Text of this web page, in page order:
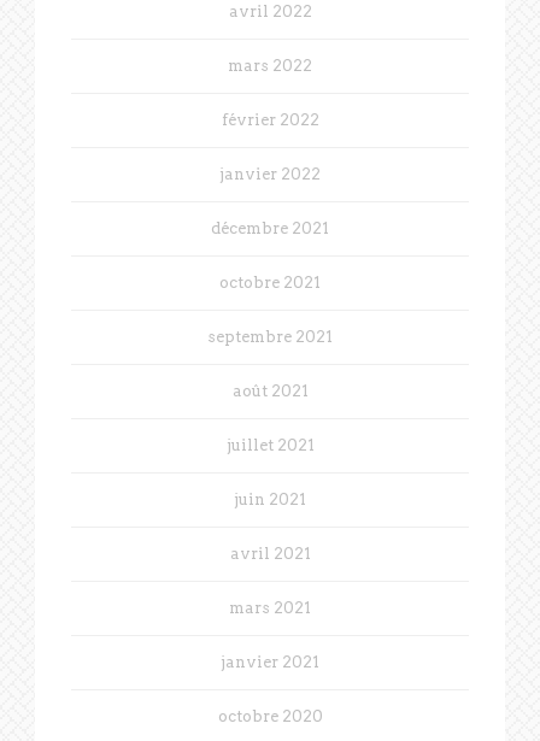
avril 2022
mars 2022
février 2022
janvier 2022
décembre 2021
octobre 2021
septembre 2021
août 2021
juillet 2021
juin 2021
avril 2021
mars 2021
janvier 2021
octobre 2020